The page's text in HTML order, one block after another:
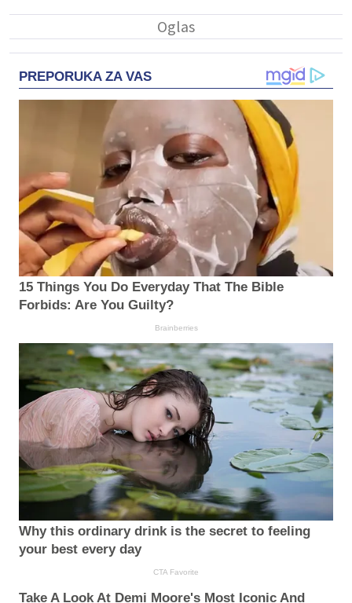
PREPORUKA ZA VAS
15 Things You Do Everyday That The Bible
Forbids: Are You Guilty?
Brainberries
Why this ordinary drink is the secret to feeling
your best every day
CTA Favorite
Take A Look At Demi Moore's Most Iconic And